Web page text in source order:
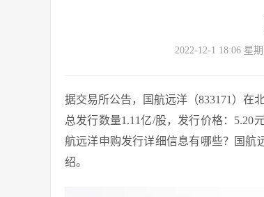
2022-12-1 18:06 星
据交易所公告，国航远洋（833171）在
总发行数量1.11亿/股，发行价格：5.20
航远洋申购发行详细信息有哪些？国航
绍。